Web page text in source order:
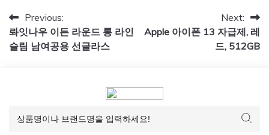
글
탐
Previous:
롸잇나우 이든 라운드 롱 라인
슬림 남여공용 선글라스
Next:
Apple 아이폰 13 자급제, 레
드, 512GB